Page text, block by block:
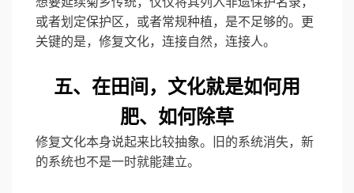
或者划定保护区，或者常规种植，是不足够的。更
关键的是，修复文化，连接自然，连接人。
五、 在田间， 文化就是如何用
肥、如何除草
修复文化本身说起来比较抽象。旧的系统消失，新
的系统也不是一时就能建立。